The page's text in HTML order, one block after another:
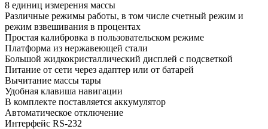
8 единиц измерения массы
Различные режимы работы, в том числе счетный режим и
режим взвешивания в процентах
Простая калибровка в пользовательском режиме
Платформа из нержавеющей стали
Большой жидкокристаллический дисплей с подсветкой
Питание от сети через адаптер или от батарей
Вычитание массы тары
Удобная клавиша навигации
В комплекте поставляется аккумулятор
Автоматическое отключение
Интерфейс RS-232